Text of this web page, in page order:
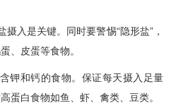
入是关键。同时要警惕“隐形盐”，
、皮蛋等食物。
钾和钙的食物。保证每天摄入足量
蛋白食物如鱼、虾、禽类、豆类。